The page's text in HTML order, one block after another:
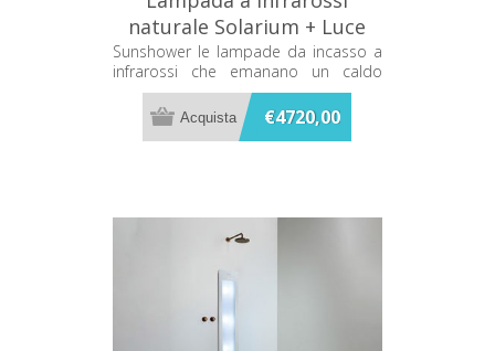
naturale Solarium + Luce
UV Bianca Sunshower Plus L
L0600-L0101
Sunshower le lampade da incasso a
infrarossi che emanano un caldo
terapeutico mentre ti fai la doccia
€4720,00